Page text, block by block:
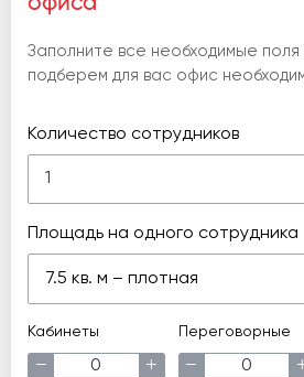
Заполните все необходимые
подберем для вас офис
Количество сотрудников
Площадь на одного сотрудника
7.5 кв. м – плотная
Кабинеты
− +
Переговорные
−